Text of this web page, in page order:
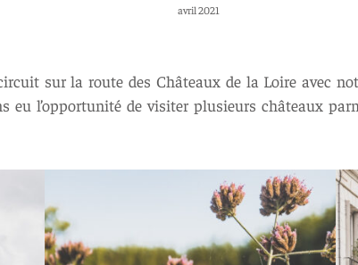
avril 2021
sur la route des Châteaux de la Loire avec
l’opportunité de visiter plusieurs châteaux